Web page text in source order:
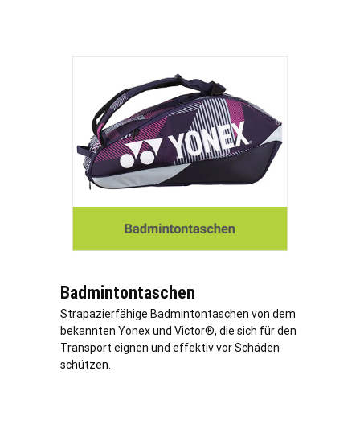
Badmintontaschen
Strapazierfähige Badmintontaschen von dem
bekannten Yonex und Victor®, die sich für den
Transport eignen und effektiv vor Schäden
schützen.